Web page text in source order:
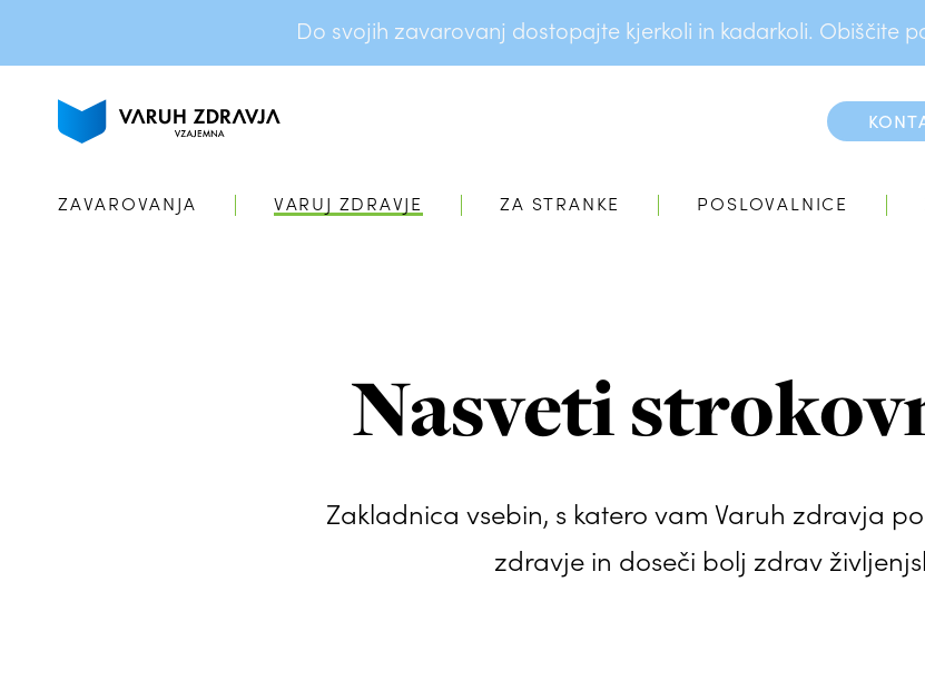
Do svojih zavarovanj dostopajte kjerkoli in kadarkoli. Obiščite
ZAVAROVANJA VARUJ ZDRAVJE ZA STRANKE POSLOVALNICE
Nasveti
Zakladnica vsebin, s katero vam Varuh zdravja
zdravje in doseči bolj zdrav